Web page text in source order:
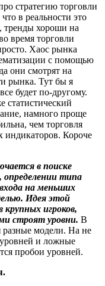
стратегию торговли
в реальности это
тренды хороши на
время торговли
Хаос рынка
с помощью
они смотрят на
рынка. Тут бы я
будет по-другому.
статистический
намного проще
чем торговля
индикаторов. Короче
в поиске
определении типа
на меньших
Идея этой
крупных игроков,
строят уровни. В
разные модели. На не
и ложные
пробои уровней.